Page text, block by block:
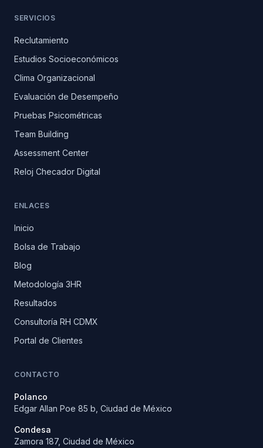
SERVICIOS
Reclutamiento
Estudios Socioeconómicos
Clima Organizacional
Evaluación de Desempeño
Pruebas Psicométricas
Team Building
Assessment Center
Reloj Checador Digital
ENLACES
Inicio
Bolsa de Trabajo
Blog
Metodología 3HR
Resultados
Consultoría RH CDMX
Portal de Clientes
CONTACTO
Polanco
Edgar Allan Poe 85 b, Ciudad de México
Condesa
Zamora 187, Ciudad de México